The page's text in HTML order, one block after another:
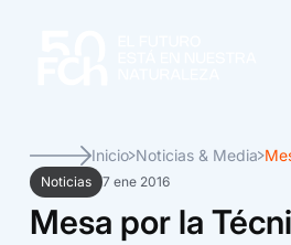
Inicio Noticias & Media
Noticias 7 ene 2016
Mesa por la